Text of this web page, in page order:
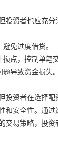
投资者也应充
免过度借贷。
点，控制单笔
导致资金损失。
投资者在选择
和安全性。通
交易策略，投